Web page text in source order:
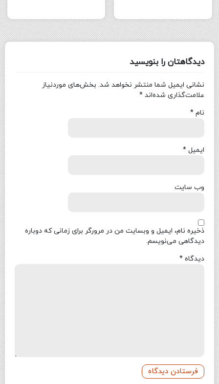
دیدگاهتان را بنویسید
نشانی ایمیل شما منتشر نخواهد شد. بخش‌های موردنیاز
علامت‌گذاری شده‌اند *
نام *
ایمیل *
وب‌ سایت
ذخیره نام، ایمیل و وبسایت من در مرورگر برای زمانی که دوباره
دیدگاهی می‌نویسم.
دیدگاه *